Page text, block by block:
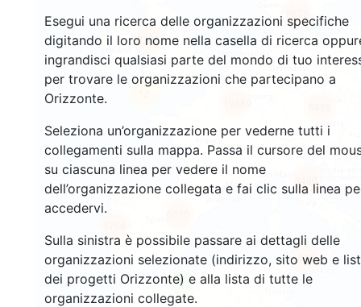
Esegui una ricerca delle organizzazioni specifiche
digitando il loro nome nella casella di ricerca
ingrandisci qualsiasi parte del mondo di tuo
per trovare le organizzazioni che partecipano a
Orizzonte.
Seleziona un’organizzazione per vederne tutti i
collegamenti sulla mappa. Passa il cursore del
su ciascuna linea per vedere il nome
dell’organizzazione collegata e fai clic sulla linea
accedervi.
Sulla sinistra è possibile passare ai dettagli delle
organizzazioni selezionate (indirizzo, sito web e
dei progetti Orizzonte) e alla lista di tutte le
organizzazioni collegate.
2201
6
485